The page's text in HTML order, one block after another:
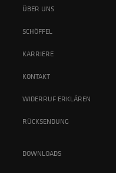
ÜBER UNS
SCHÖFFEL
KARRIERE
KONTAKT
WIDERRUF ERKLÄREN
RÜCKSENDUNG
DOWNLOADS